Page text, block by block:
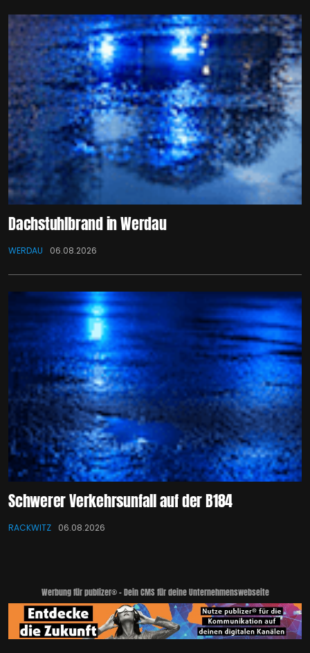
Dachstuhlbrand in Werdau
WERDAU 06.08.2026
Schwerer Verkehrsunfall auf der B184
RACKWITZ 06.08.2026
Werbung für publizer® - Dein CMS für deine Unternehmenswebseite